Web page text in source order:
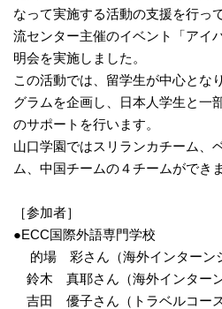
なって実施する活動の支援を行っ
流センター主催のイベント「アイ
明会を実施しました。
この活動では、留学生が中心とな
グラムを企画し、日本人学生と一
のサポートを行います。
山口学園ではスリランカチーム、
ム、中国チームの４チームができ
［参加者］
●ECC国際外語専門学校
的場 彩さん（海外インターン
鈴木 真耶さん（海外インターン
吉田 優子さん（トラベルコース